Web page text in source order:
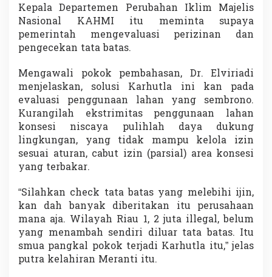
Kepala Departemen Perubahan Iklim Majelis
Nasional KAHMI itu meminta supaya
pemerintah mengevaluasi perizinan dan
pengecekan tata batas.
Mengawali pokok pembahasan, Dr. Elviriadi
menjelaskan, solusi Karhutla ini kan pada
evaluasi penggunaan lahan yang sembrono.
Kurangilah ekstrimitas penggunaan lahan
konsesi niscaya pulihlah daya dukung
lingkungan, yang tidak mampu kelola izin
sesuai aturan, cabut izin (parsial) area konsesi
yang terbakar.
“Silahkan check tata batas yang melebihi ijin,
kan dah banyak diberitakan itu perusahaan
mana aja. Wilayah Riau 1, 2 juta illegal, belum
yang menambah sendiri diluar tata batas. Itu
smua pangkal pokok terjadi Karhutla itu,” jelas
putra kelahiran Meranti itu.